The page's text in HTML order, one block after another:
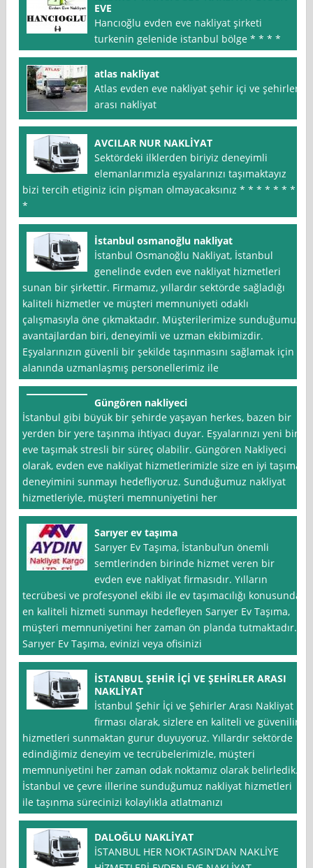
EVE
Hancıoğlu evden eve nakliyat şirketi
turkenin gelenide istanbul bölge * * * *
atlas nakliyat
Atlas evden eve nakliyat şehir içi ve şehirler
arası nakliyat
AVCILAR NUR NAKLİYAT
Sektördeki ilklerden biriyiz deneyimli
elemanlarımızla eşyalarınızı taşımaktayız
bizi tercih etiginiz icin pişman olmayacaksınız * * * * * * *
*
İstanbul osmanoğlu nakliyat
İstanbul Osmanoğlu Nakliyat, İstanbul
genelinde evden eve nakliyat hizmetleri
sunan bir şirkettir. Firmamız, yıllardır sektörde sağladığı
kaliteli hizmetler ve müşteri memnuniyeti odaklı
çalışmasıyla öne çıkmaktadır. Müşterilerimize sunduğumuz
avantajlardan biri, deneyimli ve uzman ekibimizdir.
Eşyalarınızın güvenli bir şekilde taşınmasını sağlamak için
alanında uzmanlaşmış personellerimiz ile
Güngören nakliyeci
İstanbul gibi büyük bir şehirde yaşayan herkes, bazen bir
yerden bir yere taşınma ihtiyacı duyar. Eşyalarınızı yeni bir
eve taşımak stresli bir süreç olabilir. Güngören Nakliyeci
olarak, evden eve nakliyat hizmetlerimizle size en iyi taşıma
deneyimini sunmayı hedefliyoruz. Sunduğumuz nakliyat
hizmetleriyle, müşteri memnuniyetini her
Sarıyer ev taşıma
Sarıyer Ev Taşıma, İstanbul‘un önemli
semtlerinden birinde hizmet veren bir
evden eve nakliyat firmasıdır. Yılların
tecrübesi ve profesyonel ekibi ile ev taşımacılığı konusunda
en kaliteli hizmeti sunmayı hedefleyen Sarıyer Ev Taşıma,
müşteri memnuniyetini her zaman ön planda tutmaktadır.
Sarıyer Ev Taşıma, evinizi veya ofisinizi
İSTANBUL ŞEHİR İÇİ VE ŞEHİRLER ARASI
NAKLİYAT
İstanbul Şehir İçi ve Şehirler Arası Nakliyat
firması olarak, sizlere en kaliteli ve güvenilir
hizmetleri sunmaktan gurur duyuyoruz. Yıllardır sektörde
edindiğimiz deneyim ve tecrübelerimizle, müşteri
memnuniyetini her zaman odak noktamız olarak belirledik.
İstanbul ve çevre illerine sunduğumuz nakliyat hizmetleri
ile taşınma sürecinizi kolaylıkla atlatmanızı
DALOĞLU NAKLİYAT
İSTANBUL HER NOKTASIN’DAN NAKLİYE